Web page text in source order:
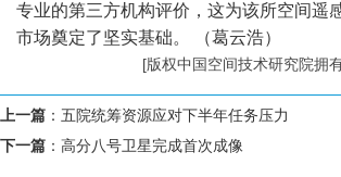
专业的第三方机构评价，这为该所空间遥
市场奠定了坚实基础。 （葛云浩）
[版权中国空间技术研究院拥
上一篇 ： 五院统筹资源应对下半年任务压力
下一篇 ： 高分八号卫星完成首次成像